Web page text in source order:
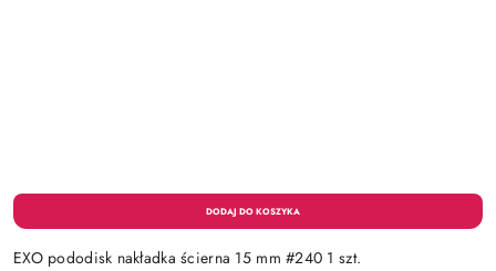
EXO pododisk nakładka ścierna 15 mm #240 1 szt.